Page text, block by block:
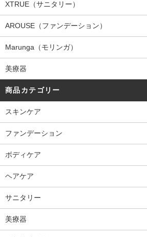
XTRUE（サニタリー）
AROUSE（ファンデーション）
Marunga（モリンガ）
美療器
商品カテゴリー
スキンケア
ファンデーション
ボディケア
ヘアケア
サニタリー
美療器